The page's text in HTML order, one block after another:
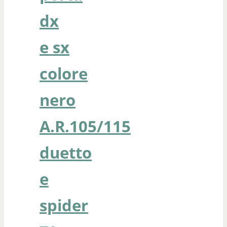
dx
e sx
colore
nero
A.R.105/115
duetto
e
spider